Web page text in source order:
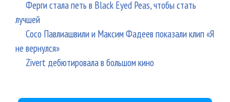
Ферги стала петь в Black Eyed Peas, чтобы стать
лучшей
Сосо Павлиашвили и Максим Фадеев показали клип «Я
не вернулся»
Zivert дебютировала в большом кино